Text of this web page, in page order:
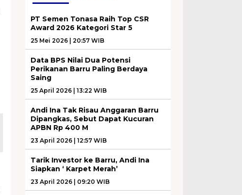
PT Semen Tonasa Raih Top CSR
Award 2026 Kategori Star 5
25 Mei 2026 | 20:57 WIB
Data BPS Nilai Dua Potensi
Perikanan Barru Paling Berdaya
Saing
25 April 2026 | 13:22 WIB
Andi Ina Tak Risau Anggaran Barru
Dipangkas, Sebut Dapat Kucuran
APBN Rp 400 M
23 April 2026 | 12:57 WIB
Tarik Investor ke Barru, Andi Ina
Siapkan ‘ Karpet Merah’
23 April 2026 | 09:20 WIB